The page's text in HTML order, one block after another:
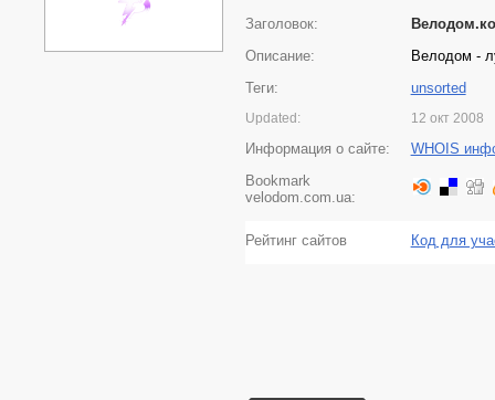
Заголовок:
Описание:
Велодом -
Теги:
unsorted
Updated: 12 окт 2008
Информация о сайте:
WHOIS
Bookmark
velodom.com.ua:
Рейтинг сайтов Код для